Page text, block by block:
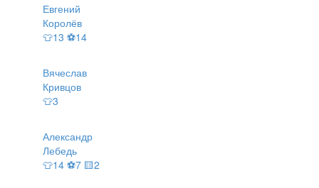
Евгений
Королёв
👕13 ⚽14
Вячеслав
Кривцов
👕3
Александр
Лебедь
👕14 ⚽7 🟨2